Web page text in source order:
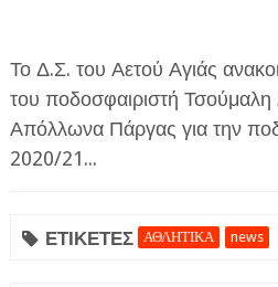
ΠΛΗΡΟΦΟΡΙΕΣ
Το Δ.Σ. του Αετού Αγιάς
του ποδοσφαιριστή Τσούμαλη
Απόλλωνα Πάργας για την
2020/21...
ΕΤΙΚΕΤΕΣ ΑΘΛΗΤΙΚΑ news